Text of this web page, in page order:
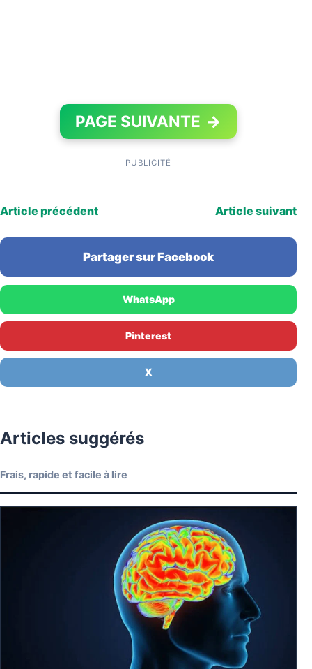
PAGE SUIVANTE →
PUBLICITÉ
Article précédent Article suivant
Partager sur Facebook
WhatsApp
Pinterest
X
Articles suggérés
Frais, rapide et facile à lire